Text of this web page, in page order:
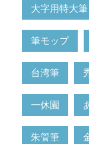
大字用特大筆
筆モップ
台湾筆
一休園
朱管筆